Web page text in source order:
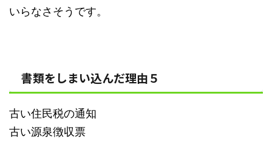
いらなさそうです。
書類をしまい込んだ理由５
古い住民税の通知
古い源泉徴収票